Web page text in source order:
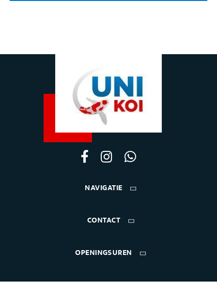
NAVIGATIE
CONTACT
OPENINGSUREN